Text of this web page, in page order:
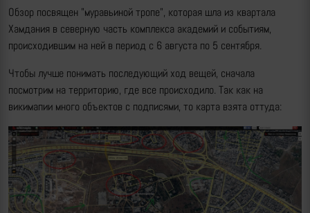
Обзор посвящен "муравьиной тропе", которая шла из квартала
Хамдания в северную часть комплекса академий и событиям,
происходившим на ней в период с 6 августа по 5 сентября.
Чтобы лучше понимать последующий ход вещей, сначала
посмотрим на территорию, где все происходило. Так как на
викимапии много объектов с подписями, то карта взята оттуда: